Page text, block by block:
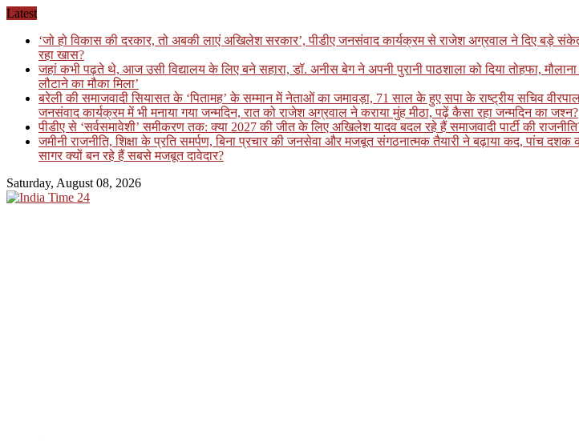
Skip
content
Latest
‘जो हो विकास की दरकार, तो अबकी लाएं अखिलेश सरकार’, पीडीए जनसंवाद कार्यक्रम से राजेश अग्रवाल ने दिए बड़े
रहा खास?
जहां कभी पढ़ते थे, आज उसी विद्यालय के लिए बने सहारा, डॉ. अनीस बेग ने अपनी पुरानी पाठशाला को दिया तोहफा,
लौटाने का मौका मिला’
बरेली की समाजवादी सियासत के ‘पितामह’ के सम्मान में नेताओं का जमावड़ा, 71 साल के हुए सपा के राष्ट्रीय सचिव
जनसंवाद कार्यक्रम में भी मनाया गया जन्मदिन, रात को राजेश अग्रवाल ने कराया मुंह मीठा, पढ़ें कैसा रहा जन्मदिन का जश्न?
पीडीए से ‘सर्वसमावेशी’ समीकरण तक: क्या 2027 की जीत के लिए अखिलेश यादव बदल रहे हैं समाजवादी पार्टी की
जमीनी राजनीति, शिक्षा के प्रति समर्पण, बिना प्रचार की जनसेवा और मजबूत संगठनात्मक तैयारी ने बढ़ाया कद, पांच
सागर क्यों बन रहे हैं सबसे मजबूत दावेदार?
Saturday, August 08, 2026